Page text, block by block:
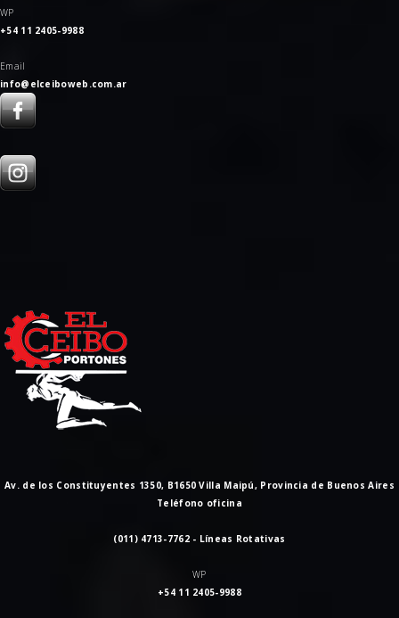
WP
+54 11 2405-9988
Email
info@elceiboweb.com.ar
Av. de los Constituyentes 1350, B1650 Villa Maipú, Provincia de Buenos Aires
Teléfono oficina
(011) 4713-7762 - Líneas Rotativas
WP
+54 11 2405-9988